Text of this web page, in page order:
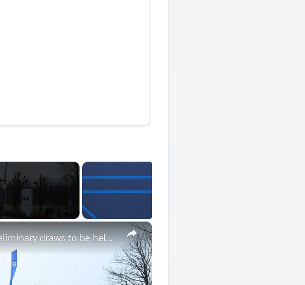
×
Switzerland: 2026 FIFA World Cup's UEFA Preliminary draws to be held Friday.